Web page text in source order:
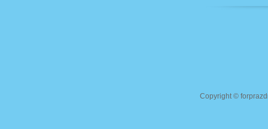
Copyright ©